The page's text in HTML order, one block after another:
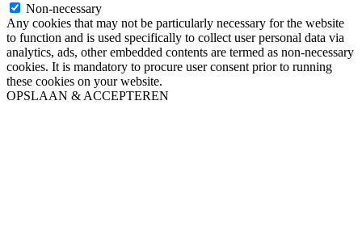
Non-necessary
Any cookies that may not be particularly necessary for the website
to function and is used specifically to collect user personal data via
analytics, ads, other embedded contents are termed as non-necessary
cookies. It is mandatory to procure user consent prior to running
these cookies on your website.
OPSLAAN & ACCEPTEREN